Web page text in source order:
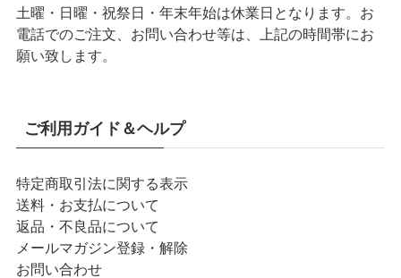
土曜・日曜・祝祭日・年末年始は休業日となります。お
電話でのご注文、お問い合わせ等は、上記の時間帯にお
願い致します。
ご利用ガイド＆ヘルプ
特定商取引法に関する表示
送料・お支払について
返品・不良品について
メールマガジン登録・解除
お問い合わせ